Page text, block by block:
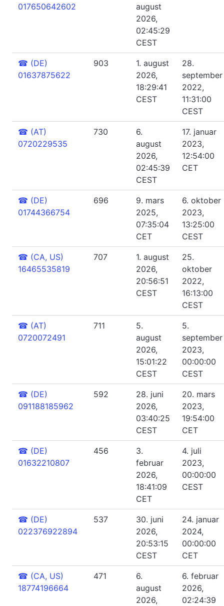
017650642602
august
2026,
02:45:29
CEST
☎ (DE)
01637875622
903
1. august
2026,
18:29:41
CEST
28.
september
2022,
11:31:00
CEST
☎ (AT)
0720229535
730
6.
august
2026,
02:45:39
CEST
17. januar
2023,
12:54:00
CET
☎ (DE)
01744366754
696
9. mars
2025,
07:35:04
CET
6. oktober
2023,
13:25:00
CEST
☎ (CA, US)
16465535819
707
1. august
2026,
20:56:51
CEST
25.
oktober
2022,
16:13:00
CEST
☎ (AT)
0720072491
711
5.
august
2026,
15:01:22
CEST
5.
september
2023,
00:00:00
CEST
☎ (DE)
091188185962
592
28. juni
2026,
03:40:25
CEST
20. mars
2023,
19:54:00
CET
☎ (DE)
01632210807
456
3.
februar
2026,
18:41:09
CET
4. juli
2023,
00:00:00
CEST
☎ (DE)
022376922894
537
30. juni
2026,
20:53:15
CEST
24. januar
2024,
00:00:00
CET
☎ (CA, US)
18774196664
471
6.
august
2026,
6. februar
2026,
02:24:39